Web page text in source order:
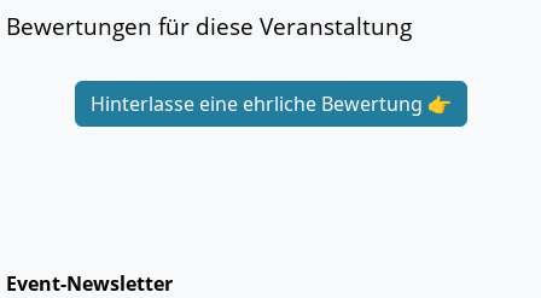
Bewertungen für diese Veranstaltung
Hinterlasse eine ehrliche Bewertung 👉
Event-Newsletter